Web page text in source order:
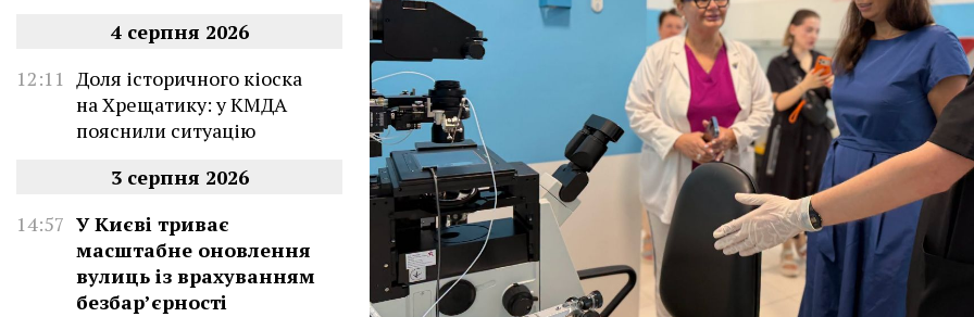
4 серпня 2026
12:11 Доля історичного кіоска
на Хрещатику: у КМДА
пояснили ситуацію
3 серпня 2026
14:57 У Києві триває
масштабне оновлення
вулиць із врахуванням
безбар’єрності